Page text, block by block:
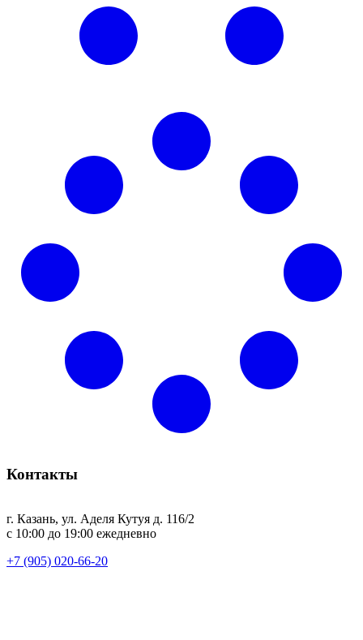
Контакты
г. Казань, ул. Аделя Кутуя д. 116/2
с 10:00 до 19:00 ежедневно
+7 (905) 020-66-20